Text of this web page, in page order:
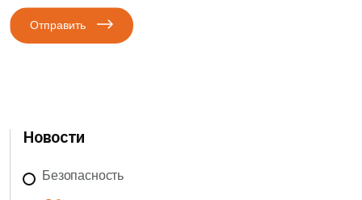
Отправить
Новости
Безопасность